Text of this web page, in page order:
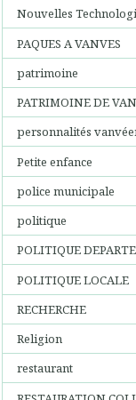
Nouvelles
PAQUES A VANVES
patrimoine
PATRIMOINE DE
personnalités
Petite enfance
police municipale
politique
POLITIQUE
POLITIQUE LOCALE
RECHERCHE
Religion
restaurant